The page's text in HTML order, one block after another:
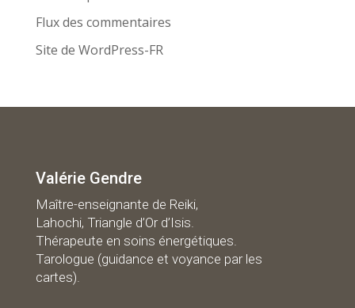
Flux des commentaires
Site de WordPress-FR
Valérie Gendre
Maître-enseignante de Reiki,
Lahochi, Triangle d’Or d’Isis.
Thérapeute en soins énergétiques.
Tarologue (guidance et voyance par les
cartes).